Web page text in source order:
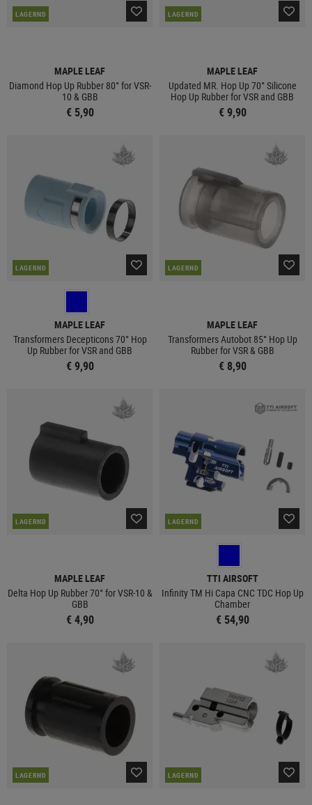
LAGERND
MAPLE LEAF
Diamond Hop Up Rubber 80° for VSR-
10 & GBB
€ 5,90
LAGERND
MAPLE LEAF
Updated MR. Hop Up 70° Silicone
Hop Up Rubber for VSR and GBB
€ 9,90
LAGERND
MAPLE LEAF
Transformers Decepticons 70° Hop
Up Rubber for VSR and GBB
€ 9,90
LAGERND
MAPLE LEAF
Transformers Autobot 85° Hop Up
Rubber for VSR & GBB
€ 8,90
LAGERND
MAPLE LEAF
Delta Hop Up Rubber 70° for VSR-10 &
GBB
€ 4,90
LAGERND
TTI AIRSOFT
Infinity TM Hi Capa CNC TDC Hop Up
Chamber
€ 54,90
LAGERND LAGERND